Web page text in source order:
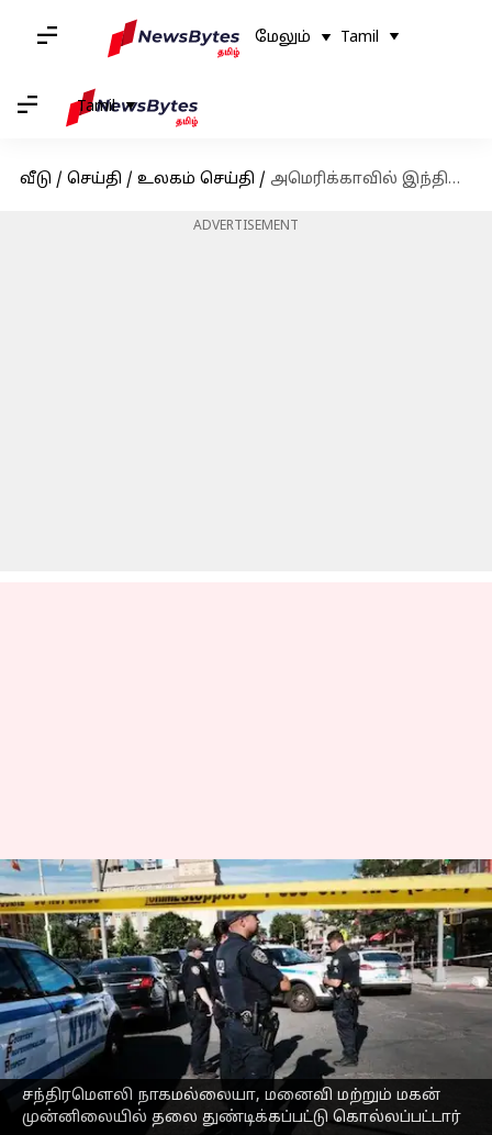
மேலும் Tamil
Tamil
வீடு / செய்தி / உலகம் செய்தி / அமெரிக்காவில் இந்திய வம்சாவளியைச் சேர்ந்த ஒருவர் அரிவாளால் தலை துண்டிக்கப்பட்டு கொலை; குடும்பத்தினர் முன்பு அரங்கேறிய பயங்கரம்
ADVERTISEMENT
சந்திரமௌலி நாகமல்லையா, மனைவி மற்றும் மகன்
முன்னிலையில் தலை துண்டிக்கப்பட்டு கொல்லப்பட்டார்
அமெரிக்காவில் இந்திய
வம்சாவளியைச் சேர்ந்த
ஒருவர் அரிவாளால் தலை
துண்டிக்கப்பட்டு கொலை;
குடும்பத்தினர் முன்பு
அரங்கேறிய பயங்கரம்
எழுதியவர் Venkatalakshmi V Sep 12, 2025 08:27 am